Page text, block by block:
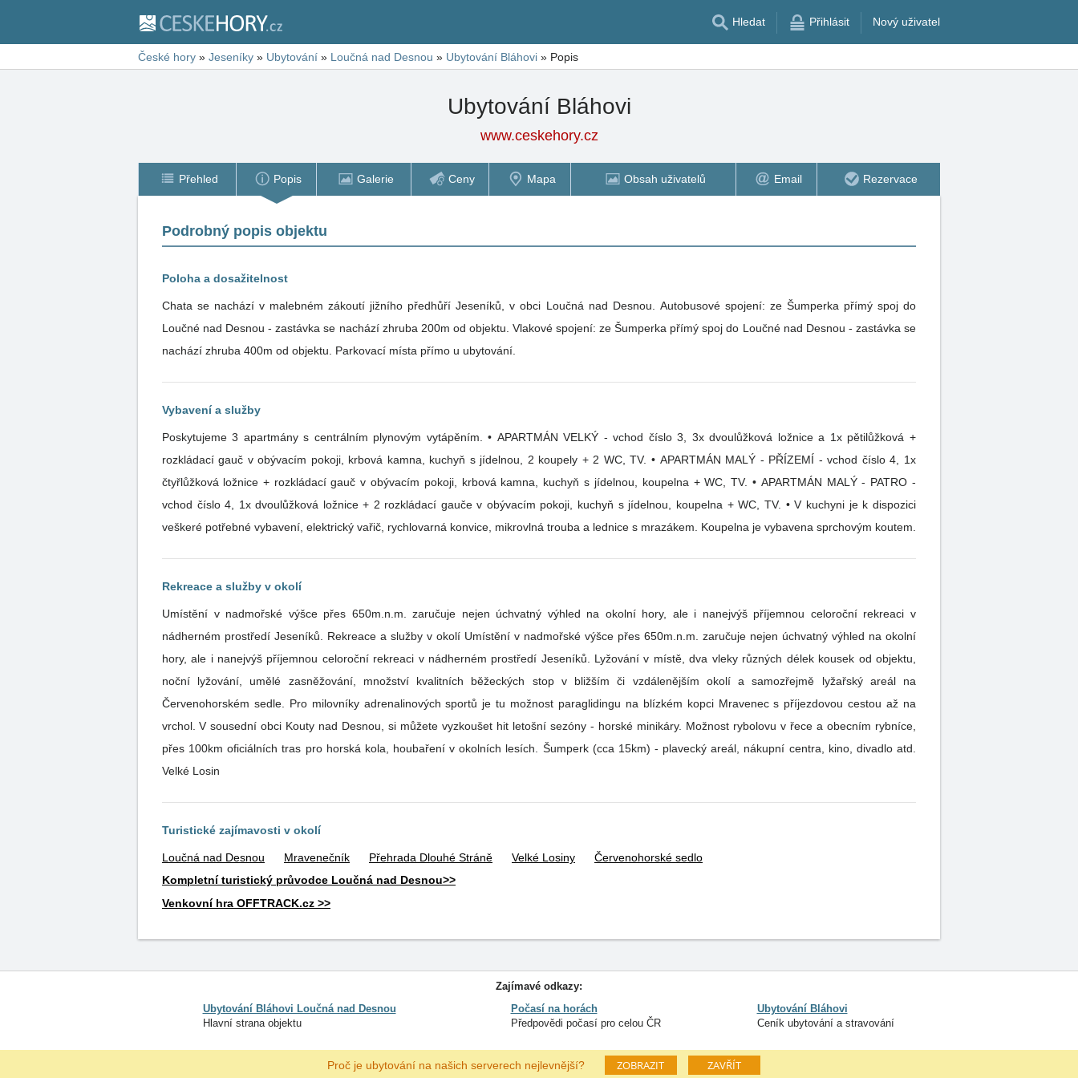
Hledat Přihlásit Nový uživatel
České hory » Jeseníky » Ubytování » Loučná nad Desnou » Ubytování Bláhovi » Popis
Ubytování Bláhovi
www.ceskehory.cz
Přehled Popis Galerie Ceny Mapa Obsah uživatelů Email Rezervace
Podrobný popis objektu
Poloha a dosažitelnost
Chata se nachází v malebném zákoutí jižního předhůří Jeseníků, v obci Loučná nad Desnou. Autobusové spojení: ze Šumperka přímý spoj do
Loučné nad Desnou - zastávka se nachází zhruba 200m od objektu. Vlakové spojení: ze Šumperka přímý spoj do Loučné nad Desnou - zastávka se
nachází zhruba 400m od objektu. Parkovací místa přímo u ubytování.
Vybavení a služby
Poskytujeme 3 apartmány s centrálním plynovým vytápěním. • APARTMÁN VELKÝ - vchod číslo 3, 3x dvoulůžková ložnice a 1x pětilůžková +
rozkládací gauč v obývacím pokoji, krbová kamna, kuchyň s jídelnou, 2 koupely + 2 WC, TV. • APARTMÁN MALÝ - PŘÍZEMÍ - vchod číslo 4, 1x
čtyřlůžková ložnice + rozkládací gauč v obývacím pokoji, krbová kamna, kuchyň s jídelnou, koupelna + WC, TV. • APARTMÁN MALÝ - PATRO -
vchod číslo 4, 1x dvoulůžková ložnice + 2 rozkládací gauče v obývacím pokoji, kuchyň s jídelnou, koupelna + WC, TV. • V kuchyni je k dispozici
veškeré potřebné vybavení, elektrický vařič, rychlovarná konvice, mikrovlná trouba a lednice s mrazákem. Koupelna je vybavena sprchovým koutem.
Rekreace a služby v okolí
Umístění v nadmořské výšce přes 650m.n.m. zaručuje nejen úchvatný výhled na okolní hory, ale i nanejvýš příjemnou celoroční rekreaci v
nádherném prostředí Jeseníků. Rekreace a služby v okolí Umístění v nadmořské výšce přes 650m.n.m. zaručuje nejen úchvatný výhled na okolní
hory, ale i nanejvýš příjemnou celoroční rekreaci v nádherném prostředí Jeseníků. Lyžování v místě, dva vleky různých délek kousek od objektu,
noční lyžování, umělé zasněžování, množství kvalitních běžeckých stop v bližším či vzdálenějším okolí a samozřejmě lyžařský areál na
Červenohorském sedle. Pro milovníky adrenalinových sportů je tu možnost paraglidingu na blízkém kopci Mravenec s příjezdovou cestou až na
vrchol. V sousední obci Kouty nad Desnou, si můžete vyzkoušet hit letošní sezóny - horské minikáry. Možnost rybolovu v řece a obecním rybníce,
přes 100km oficiálních tras pro horská kola, houbaření v okolních lesích. Šumperk (cca 15km) - plavecký areál, nákupní centra, kino, divadlo atd.
Velké Losin
Turistické zajímavosti v okolí
Loučná nad Desnou Mravenečník Přehrada Dlouhé Stráně Velké Losiny
Červenohorské sedlo
Kompletní turistický průvodce Loučná nad Desnou>>
Venkovní hra OFFTRACK.cz >>
Zajímavé odkazy:
Ubytování Bláhovi Loučná nad Desnou
Hlavní strana objektu
Počasí na horách
Předpovědi počasí pro celou ČR
Ubytování Bláhovi
Ceník ubytování a stravování
Proč je ubytování na našich serverech nejlevnější? ZOBRAZIT ZAVŘÍT